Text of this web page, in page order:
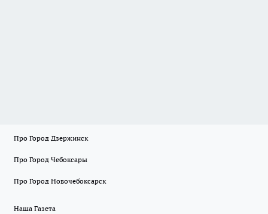
Про Город Дзержинск
Про Город Чебоксары
Про Город Новочебоксарск
Наша Газета